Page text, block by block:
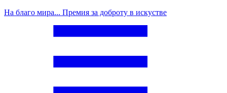
На благо мира... Премия за доброту в искустве